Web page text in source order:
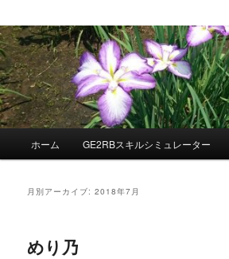
移
動
動
ホーム GE2RBスキルシミュレーター
月別アーカイブ:2018年7月
めり乃